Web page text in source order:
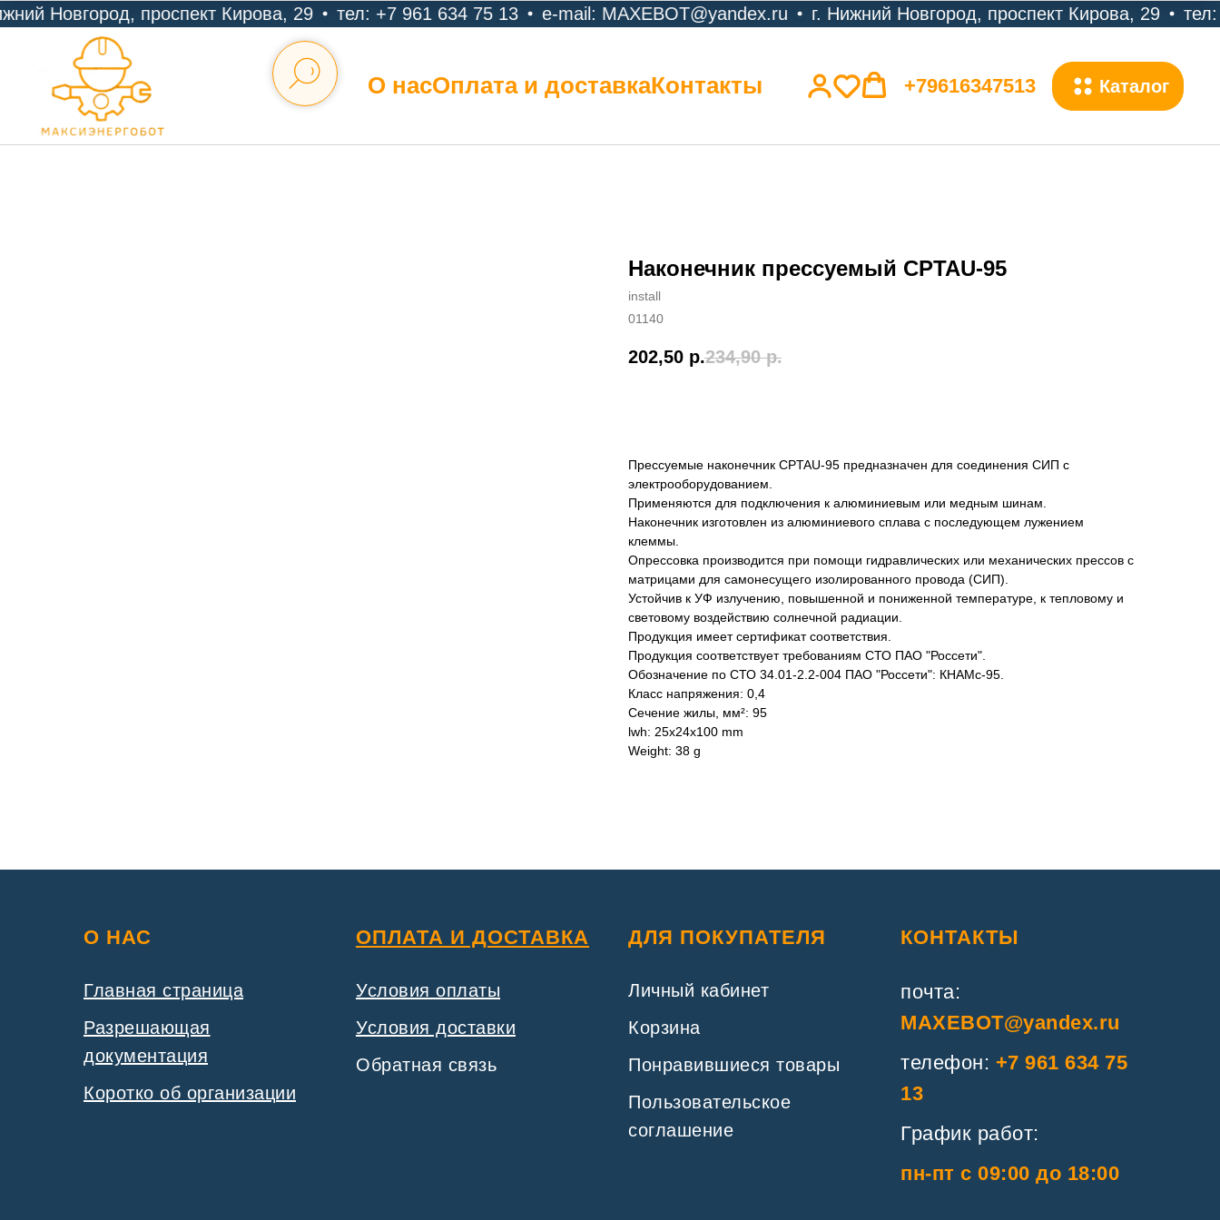
Новгород, проспект Кирова, 29 тел: +7 961 634 75 13 e-mail: MAXEBOT@yandex.ru г. Нижний Новгород, проспект Кирова, 29
О насОплата и доставкаКонтакты +79616347513 Каталог
Наконечник прессуемый CPTAU-95
install
01140
202,50 р.234,90 р.
Прессуемые наконечник CPTAU-95 предназначен для соединения СИП с
электрооборудованием.
Применяются для подключения к алюминиевым или медным шинам.
Наконечник изготовлен из алюминиевого сплава с последующем лужением
клеммы.
Опрессовка производится при помощи гидравлических или механических прессов с
матрицами для самонесущего изолированного провода (СИП).
Устойчив к УФ излучению, повышенной и пониженной температуре, к тепловому и
световому воздействию солнечной радиации.
Продукция имеет сертификат соответствия.
Продукция соответствует требованиям СТО ПАО "Россети".
Обозначение по СТО 34.01-2.2-004 ПАО "Россети": КНАМс-95.
Класс напряжения: 0,4
Сечение жилы, мм²: 95
lwh: 25x24x100 mm
Weight: 38 g
О НАС
Главная страница
Разрешающая
документация
Коротко об организации
ОПЛАТА И ДОСТАВКА
Условия оплаты
Условия доставки
Обратная связь
ДЛЯ ПОКУПАТЕЛЯ
Личный кабинет
Корзина
Понравившиеся товары
Пользовательское
соглашение
КОНТАКТЫ
почта:
MAXEBOT@yandex.ru
телефон: +7 961 634 75
13
График работ:
пн-пт с 09:00 до 18:00